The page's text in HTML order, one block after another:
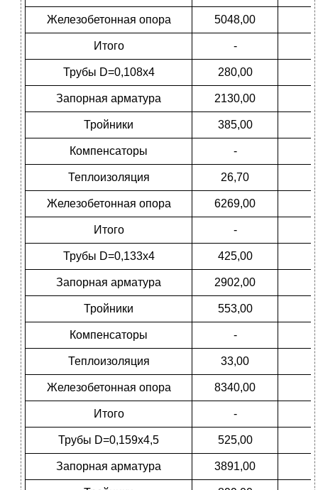
Железобетонная опора 5048,00
Итого -
Трубы D=0,108х4 280,00
Запорная арматура 2130,00
Тройники 385,00
Компенсаторы -
Теплоизоляция 26,70
Железобетонная опора 6269,00
Итого -
Трубы D=0,133х4 425,00
Запорная арматура 2902,00
Тройники 553,00
Компенсаторы -
Теплоизоляция 33,00
Железобетонная опора 8340,00
Итого -
Трубы D=0,159х4,5 525,00
Запорная арматура 3891,00